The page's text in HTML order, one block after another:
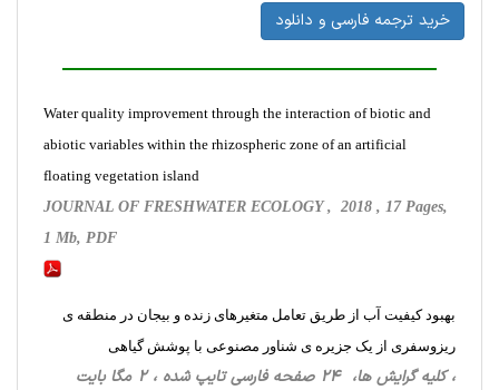
خرید ترجمه فارسی و دانلود
Water quality improvement through the interaction of biotic and
abiotic variables within the rhizospheric zone of an artificial
floating vegetation island
JOURNAL OF FRESHWATER ECOLOGY , 2018 , 17 Pages,
1 Mb, PDF
بهبود کیفیت آب از طریق تعامل متغیرهای زنده و بیجان در منطقه ی
ریزوسفری از یک جزیره ی شناور مصنوعی با پوشش گیاهی
، کلیه گرایش ها، 24 صفحه فارسی تایپ شده ، 2 مگا بایت